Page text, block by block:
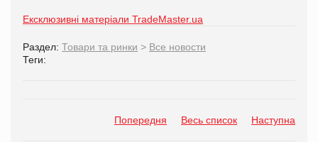
Ексклюзивні матеріали TradeMaster.ua
Раздел: Товари та ринки > Все новости
Теги:
Попередня Весь список Наступна